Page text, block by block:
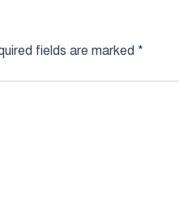
fields are marked *